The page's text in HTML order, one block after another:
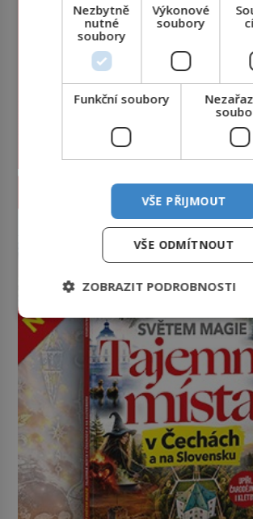
PROLISTOVAT
reklama
Nezbytně
nutné
soubory
Výkonové
soubory
Funkční soubory
VŠE PŘIJMOUT
VŠE ODMÍTNOUT
ZOBRAZIT PODROBNOSTI